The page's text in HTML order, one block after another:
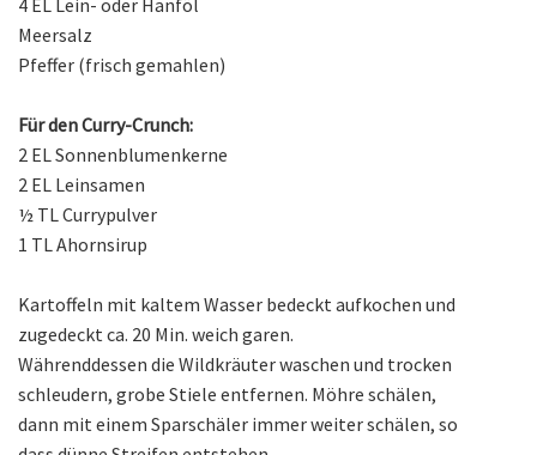
Meersalz
Pfeffer (frisch gemahlen)
Für den Curry-Crunch:
2 EL Sonnenblumenkerne
2 EL Leinsamen
½ TL Currypulver
1 TL Ahornsirup
Kartoffeln mit kaltem Wasser bedeckt aufkochen und
zugedeckt ca. 20 Min. weich garen.
Währenddessen die Wildkräuter waschen und trocken
schleudern, grobe Stiele entfernen. Möhre schälen,
dann mit einem Sparschäler immer weiter schälen, so